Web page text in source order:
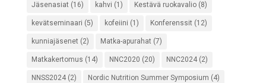
Jäsenasiat (16) kahvi (1) Kestävä ruokavalio(8)
kevätseminaari (5) kofeiini (1) Konferenssit (12)
kunniajäsenet (2) Matka-apurahat (7)
Matkakertomus (14) NNC2020 (20) NNC2024(2)
NNSS2024(2) Nordic Nutrition Summer Symposium (4)